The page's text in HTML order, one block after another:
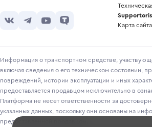
Карта сайта
Информация о транспортном средстве,
включая сведения о его техническом состоянии,
повреждений, истории эксплуатации и иных
предоставляется продавцом исключительно в
Платформа не несет ответственности за
указанных данных, поскольку они основаны на
предоставленной продавцом.